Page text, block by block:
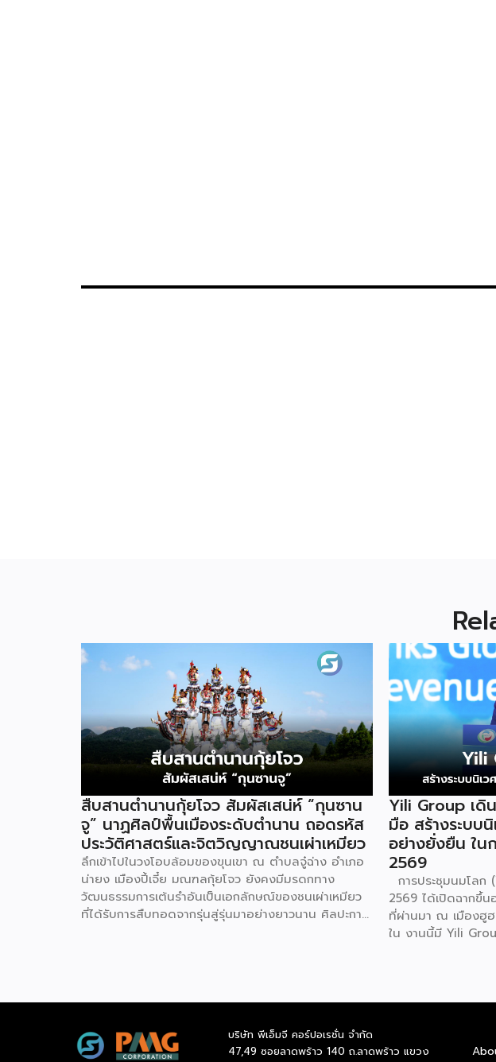
สืบสานตำนานกุ้ยโจว สัมผัสเสน่ห์ “กุนซาน
จู” นาฏศิลป์พื้นเมืองระดับตำนาน ถอดรหัส
ประวัติศาสตร์และจิตวิญญาณชนเผ่าเหมียว
ลึกเข้าไปในวงโอบล้อมของขุนเขา ณ ตำบลจู๋ฉ่าง อำเภอ
น่ายง เมืองปี้เจี๋ย มณฑลกุ้ยโจว ยังคงมีมรดกทาง
วัฒนธรรมการเต้นรำอันเป็นเอกลักษณ์ของชนเผ่าเหมียว
ที่ได้รับการสืบทอดจากรุ่นสู่รุ่นมาอย่างยาวนาน ศิลปะการ
ทางวัฒนธรรมอันรุ่มรวย และตอกย้ำจิตวิญญาณอัน
เล่าว่า ยามอพยพย้ายถิ่นฐานในอดีตกาล เส้นทางของชาว
เหมียวต้องเผชิญกับเทือกเขาสูงชันและพงหนามรกร้าง
Yili Group เดิ
มือ สร้างระบบ
อย่างยั่งยืน ใน
2569
การประชุมนมโลก
2569 ได้เปิดฉากขึ้น
ที่ผ่านมา ณ เมืองฮู
ใน งานนี้มี Yili
อุตสาหกรรมนมโลก
ทั่วโลก ฮูฮอตขึ้นแ
บริษัท พีเอ็มจี คอร์ปอเรชั่น จำกัด
47,49 ซอยลาดพร้าว 140 ถ.ลาดพร้าว แขวง